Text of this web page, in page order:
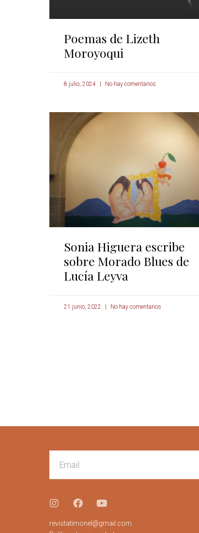
Poemas de Lizeth
Moroyoqui
8 julio, 2024 No hay comentarios
Sonia Higuera escribe
sobre Morado Blues de
Lucía Leyva
21 junio, 2022 No hay comentarios
revistatimonel@gmail.com